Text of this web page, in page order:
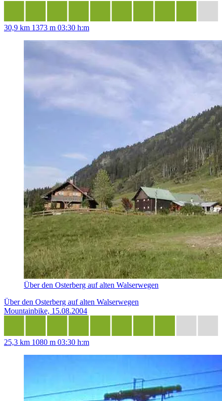
30,9 km 1373 m 03:30 h:m
Über den Osterberg auf alten Walserwegen
Über den Osterberg auf alten Walserwegen
Mountainbike, 15.08.2004
25,3 km 1080 m 03:30 h:m